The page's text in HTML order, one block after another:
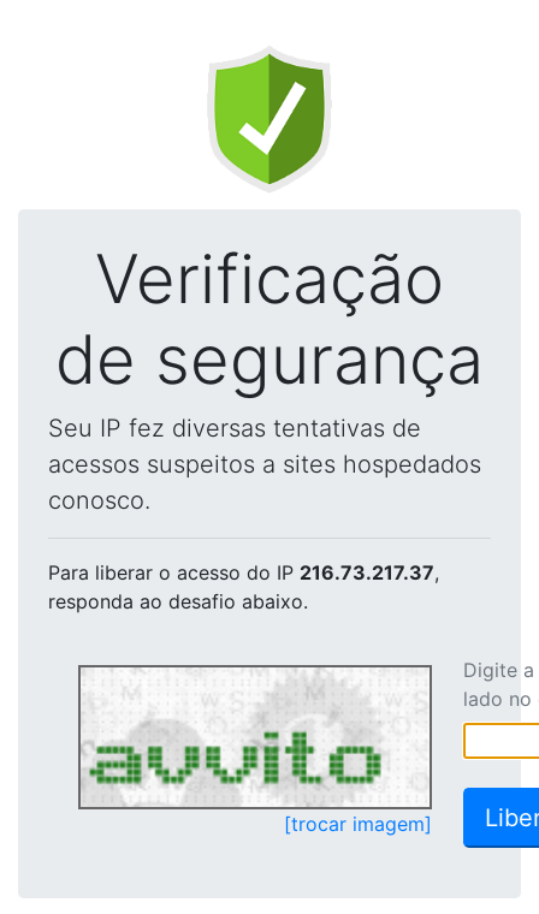
Verificação
de segurança
Seu IP fez diversas tentativas de
acessos suspeitos a sites hospedados
conosco.
Para liberar o acesso do IP 216.73.217.37,
responda ao desafio abaixo.
[trocar imagem]
Digite
lado no